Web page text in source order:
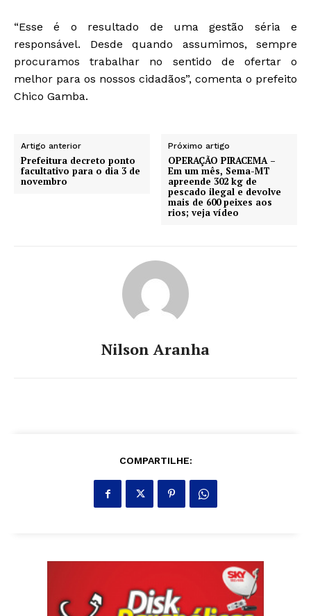
“Esse é o resultado de uma gestão séria e
responsável. Desde quando assumimos, sempre
procuramos trabalhar no sentido de ofertar o
melhor para os nossos cidadãos”, comenta o prefeito
Chico Gamba.
Artigo anterior
Prefeitura decreto ponto
facultativo para o dia 3 de
novembro
Próximo artigo
OPERAÇÃO PIRACEMA –
Em um mês, Sema-MT
apreende 302 kg de
pescado ilegal e devolve
mais de 600 peixes aos
rios; veja vídeo
Nilson Aranha
COMPARTILHE: